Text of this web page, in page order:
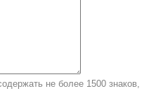
не более 1500 знаков,